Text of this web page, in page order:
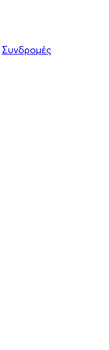
Συνδρομές